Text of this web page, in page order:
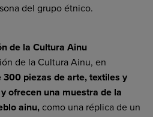
del grupo étnico.
de la Cultura Ainu
de la Cultura Ainu, en
300 piezas de arte, textiles y
ofrecen una muestra de la
ainu, como una réplica de un